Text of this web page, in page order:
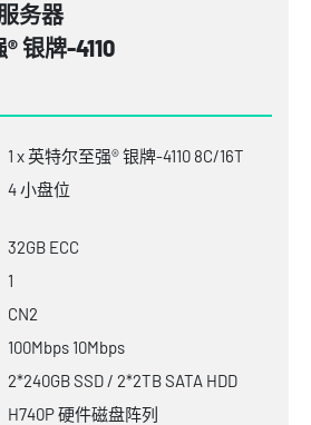
务器
银牌-4110
1 x 英特尔至强® 银牌-4110 8C/16T
4 小盘位
32GB ECC
1
CN2
100Mbps 10Mbps
2*240GB SSD / 2*2TB SATA HDD
H740P 硬件磁盘阵列